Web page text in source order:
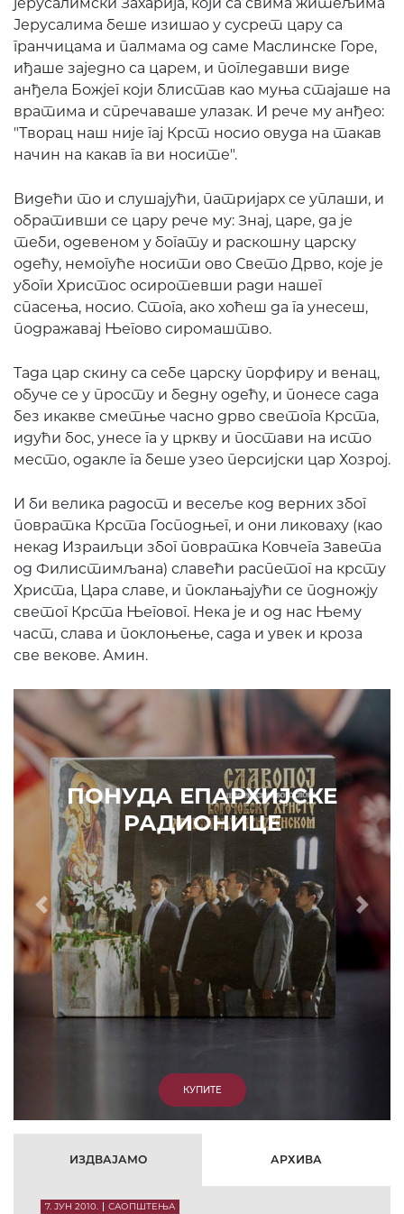
Јерусалима беше изишао у сусрет цару са
гранчицама и палмама од саме Маслинске Горе,
иђаше заједно са царем, и погледавши виде
анђела Божјег који блистав као муња стајаше на
вратима и спречаваше улазак. И рече му анђео:
"Творац наш није гај Крст носио овуда на такав
начин на какав га ви носите".
Видећи то и слушајући, патријарх се уплаши, и
обративши се цару рече му: Знај, царе, да је
теби, одевеном у богату и раскошну царску
одећу, немогуће носити ово Свето Дрво, које је
убоги Христос осиротевши ради нашег
спасења, носио. Стога, ако хоћеш да га унесеш,
подражавај Његово сиромаштво.
Тада цар скину са себе царску порфиру и венац,
обуче се у просту и бедну одећу, и понесе сада
без икакве сметње часно дрво светога Крста,
идући бос, унесе га у цркву и постави на исто
место, одакле га беше узео персијски цар Хозрој.
И би велика радост и весеље код верних због
повратка Крста Господњег, и они ликоваху (као
некад Израиљци због повратка Ковчега Завета
од Филистимљана) славећи распетог на крсту
Христа, Цара славе, и поклањајући се подножју
светог Крста Његовог. Нека је и од нас Њему
част, слава и поклоњење, сада и увек и кроза
све векове. Амин.
ПОНУДА ЕПАРХИЈСКЕ
РАДИОНИЦЕ
КУПИТЕ
Prethodni
ИЗДВАЈАМО АРХИВА
7. ЈУН 2010. САОПШТЕЊА